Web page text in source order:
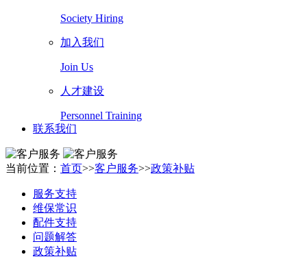
Society Hiring
加入我们
Join Us
人才建设
Personnel Training
联系我们
当前位置： 首页>>客户服务>>政策补贴
服务支持
维保常识
配件支持
问题解答
政策补贴